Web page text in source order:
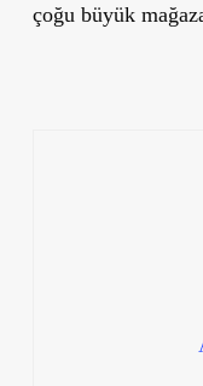
çoğu büyük